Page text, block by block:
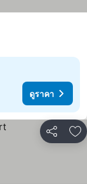
ดูราคา
แชร์ เ